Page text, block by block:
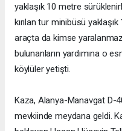
yaklaşık 10 metre
kırılan tur minibüsü
araçta da kimse
bulunanların yardımına o
köylüler yetişti.
Kaza, Alanya-Manavgat D-
mevkiinde meydana geldi.